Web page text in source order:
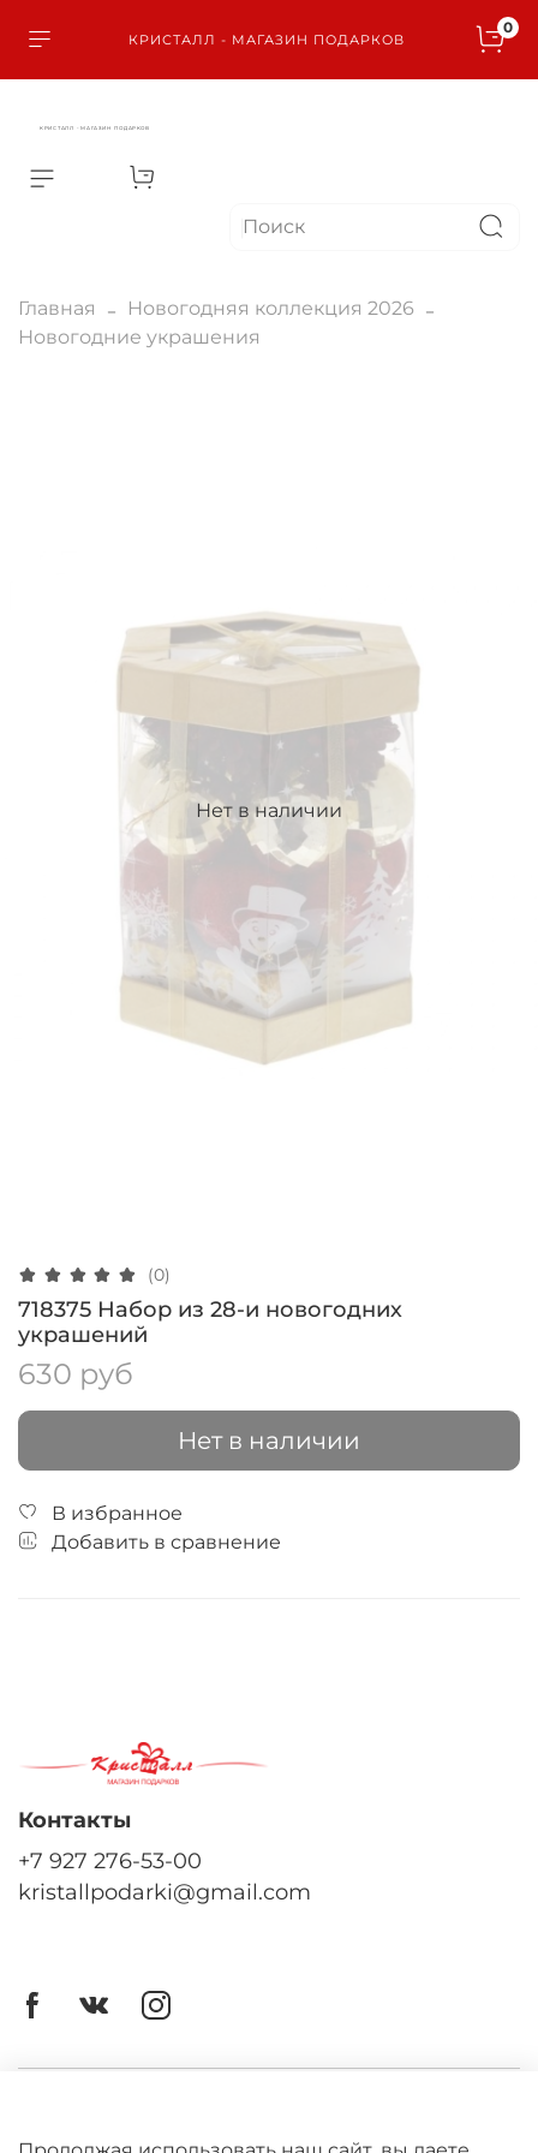
КРИСТАЛЛ - МАГАЗИН ПОДАРКОВ
0
КРИСТАЛЛ - МАГАЗИН ПОДАРКОВ
Главная
Новогодняя коллекция 2026
Новогодние украшения
Нет в наличии
(0)
718375 Набор из 28-и новогодних
украшений
630 руб
Нет в наличии
В избранное
Добавить в сравнение
Оферта
Контакты
+7 927 276-53-00
kristallpodarki@gmail.com